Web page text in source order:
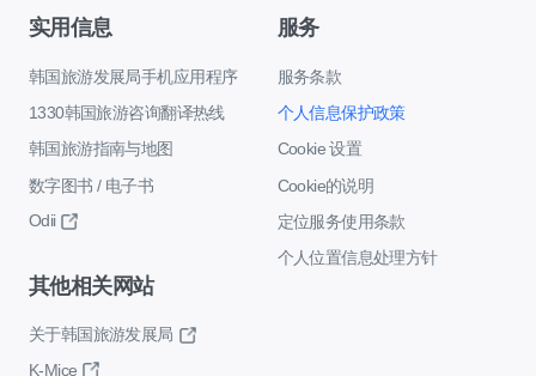
实用信息
韩国旅游发展局手机应用程序
1330韩国旅游咨询翻译热线
韩国旅游指南与地图
数字图书 / 电子书
Odii
服务
服务条款
个人信息保护政策
Cookie 设置
Cookie的说明
定位服务使用条款
个人位置信息处理方针
其他相关网站
关于韩国旅游发展局
K-Mice